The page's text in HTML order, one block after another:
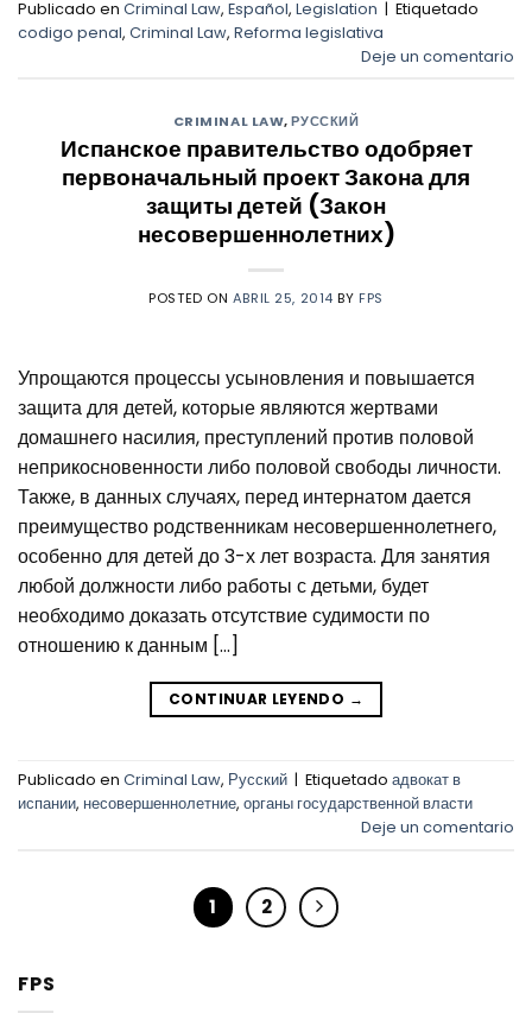
Publicado en Criminal Law, Español, Legislation | Etiquetado
codigo penal, Criminal Law, Reforma legislativa
Deje un comentario
CRIMINAL LAW,РУССКИЙ
Испанское правительство одобряет
первоначальный проект Закона для
защиты детей (Закон
несовершеннолетних)
POSTED ON ABRIL 25, 2014 BY FPS
Упрощаются процессы усыновления и повышается
защита для детей, которые являются жертвами
домашнего насилия, преступлений против половой
неприкосновенности либо половой свободы личности.
Также, в данных случаях, перед интернатом дается
преимущество родственникам несовершеннолетнего,
особенно для детей до 3-х лет возраста. Для занятия
любой должности либо работы с детьми, будет
необходимо доказать отсутствие судимости по
отношению к данным […]
CONTINUAR LEYENDO →
Publicado en Criminal Law, Русский | Etiquetado адвокат в
испании, несовершеннолетние, органы государственной власти
Deje un comentario
1 2
FPS